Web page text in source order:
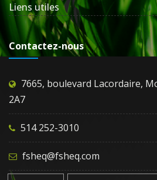
Liens utiles
Contactez-nous
7665, boulevard Lacordaire,
2A7
514 252-3010
fsheq@fsheq.com